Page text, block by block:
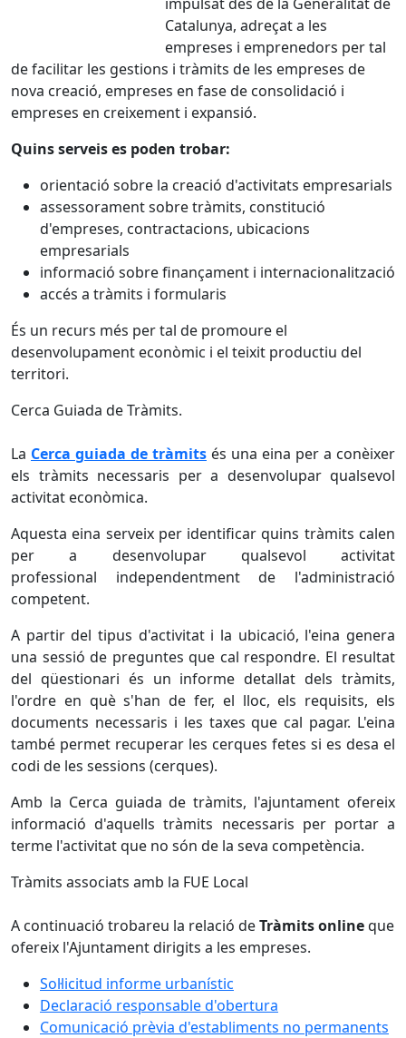
Catalunya, adreçat a les
empreses i emprenedors per tal
de facilitar les gestions i tràmits de les empreses de
nova creació, empreses en fase de consolidació i
empreses en creixement i expansió.
Quins serveis es poden trobar:
orientació sobre la creació d'activitats empresarials
assessorament sobre tràmits, constitució
d'empreses, contractacions, ubicacions
empresarials
informació sobre finançament i internacionalització
accés a tràmits i formularis
És un recurs més per tal de promoure el
desenvolupament econòmic i el teixit productiu del
territori.
Cerca Guiada de Tràmits.
La Cerca guiada de tràmits és una eina per a conèixer
els tràmits necessaris per a desenvolupar qualsevol
activitat econòmica.
Aquesta eina serveix per identificar quins tràmits calen
per a desenvolupar qualsevol activitat
professional independentment de l'administració
competent.
A partir del tipus d'activitat i la ubicació, l'eina genera
una sessió de preguntes que cal respondre. El resultat
del qüestionari és un informe detallat dels tràmits,
l'ordre en què s'han de fer, el lloc, els requisits, els
documents necessaris i les taxes que cal pagar. L'eina
també permet recuperar les cerques fetes si es desa el
codi de les sessions (cerques).
Amb la Cerca guiada de tràmits, l'ajuntament ofereix
informació d'aquells tràmits necessaris per portar a
terme l'activitat que no són de la seva competència.
Tràmits associats amb la FUE Local
A continuació trobareu la relació deTràmits onlineque
ofereix l'Ajuntament dirigits a les empreses.
Sol·licitud informe urbanístic
Declaració responsable d'obertura
Comunicació prèvia d'establiments no permanents